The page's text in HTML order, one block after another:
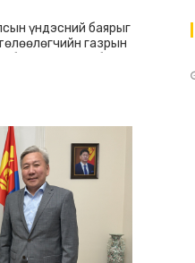
үндэсний баярыг
газрын
уулзав.